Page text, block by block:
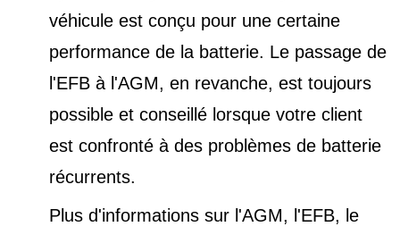
véhicule est conçu pour une certaine
performance de la batterie. Le passage de
l'EFB à l'AGM, en revanche, est toujours
possible et conseillé lorsque votre client
est confronté à des problèmes de batterie
récurrents.
Plus d'informations sur l'AGM, l'EFB, le